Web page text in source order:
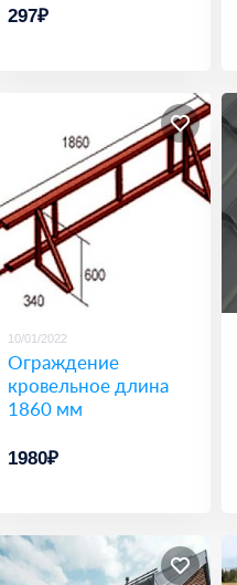
297₽
10/01/2022
Ограждение
кровельное длина
1860 мм
1980₽